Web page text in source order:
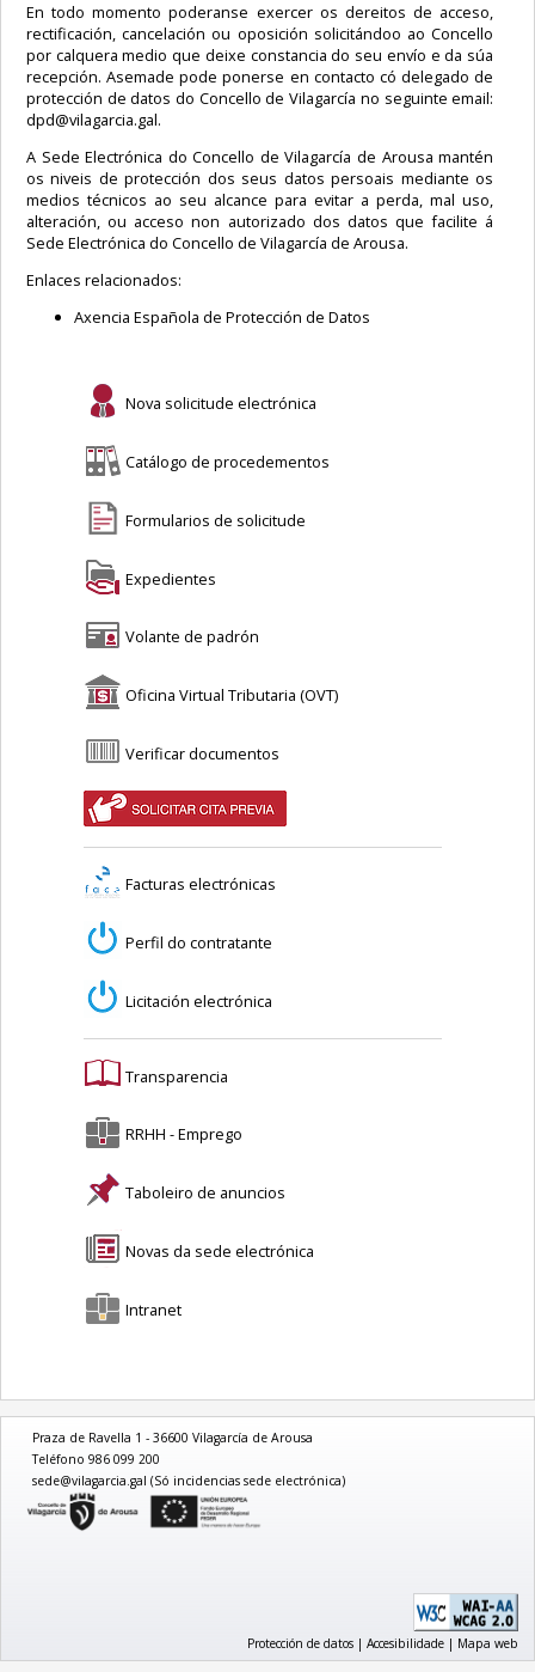
En todo momento poderanse exercer os dereitos de acceso,
rectificación, cancelación ou oposición solicitándoo ao Concello
por calquera medio que deixe constancia do seu envío e da súa
recepción. Asemade pode ponerse en contacto có delegado de
protección de datos do Concello de Vilagarcía no seguinte email:
dpd@vilagarcia.gal.
A Sede Electrónica do Concello de Vilagarcía de Arousa mantén
os niveis de protección dos seus datos persoais mediante os
medios técnicos ao seu alcance para evitar a perda, mal uso,
alteración, ou acceso non autorizado dos datos que facilite á
Sede Electrónica do Concello de Vilagarcía de Arousa.
Enlaces relacionados:
Axencia Española de Protección de Datos
Nova solicitude electrónica
Catálogo de procedementos
Formularios de solicitude
Expedientes
Volante de padrón
Oficina Virtual Tributaria (OVT)
Verificar documentos
Facturas electrónicas
Perfil do contratante
Licitación electrónica
Transparencia
RRHH - Emprego
Taboleiro de anuncios
Novas da sede electrónica
Intranet
Praza de Ravella 1 - 36600 Vilagarcía de Arousa
Teléfono 986 099 200
sede@vilagarcia.gal (Só incidencias sede electrónica)
Protección de datos |Accesibilidade | Mapa web